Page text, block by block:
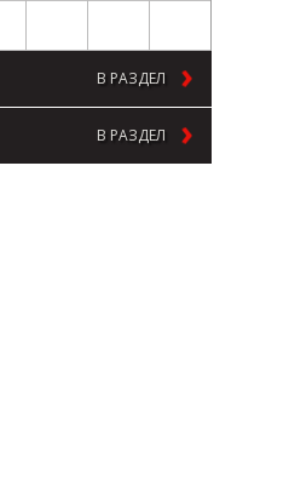
В РАЗДЕЛ
В РАЗДЕЛ